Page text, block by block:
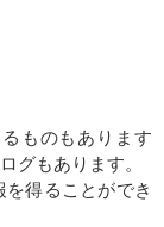
ものもあります
グもあります。
得ることができ